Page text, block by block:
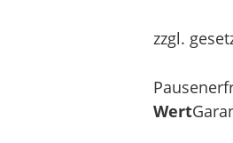
zzgl.
Wert